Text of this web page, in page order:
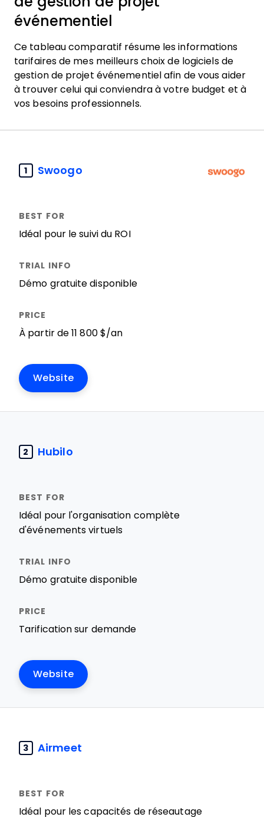
événementiel
Ce tableau comparatif résume les informations
tarifaires de mes meilleurs choix de logiciels de
gestion de projet événementiel afin de vous aider
à trouver celui qui conviendra à votre budget et à
vos besoins professionnels.
1 Swoogo
Idéal pour le suivi du ROI
Démo gratuite disponible
À partir de 11 800 $/an
Website
2 Hubilo
Idéal pour l'organisation complète
d'événements virtuels
Démo gratuite disponible
Tarification sur demande
Website
3 Airmeet
Idéal pour les capacités de réseautage